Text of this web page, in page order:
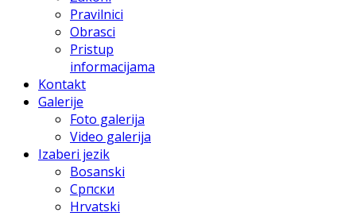
Pravilnici
Obrasci
Pristup
informacijama
Kontakt
Galerije
Foto galerija
Video galerija
Izaberi jezik
Bosanski
Српски
Hrvatski